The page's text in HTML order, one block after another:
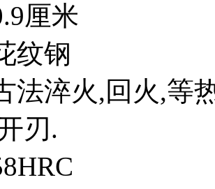
厘米
纹钢
法淬火,回火,等
刃.